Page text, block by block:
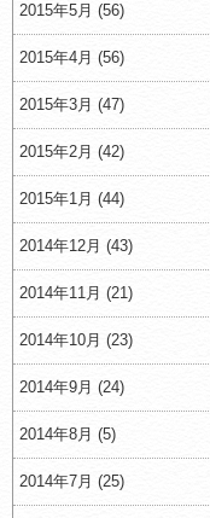
2015年5月 (56)
2015年4月 (56)
2015年3月 (47)
2015年2月 (42)
2015年1月 (44)
2014年12月 (43)
2014年11月 (21)
2014年10月 (23)
2014年9月 (24)
2014年8月 (5)
2014年7月 (25)